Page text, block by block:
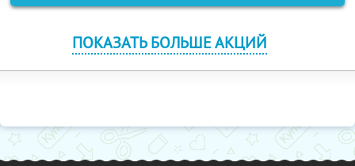
ПОКАЗАТЬ БОЛЬШЕ АКЦИЙ